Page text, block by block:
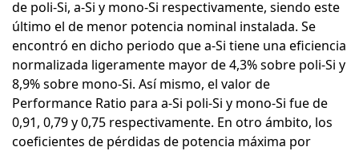
de poli-Si, a-Si y mono-Si respectivamente, siendo este
último el de menor potencia nominal instalada. Se
encontró en dicho periodo que a-Si tiene una eficiencia
normalizada ligeramente mayor de 4,3% sobre poli-Si y
8,9% sobre mono-Si. Así mismo, el valor de
Performance Ratio para a-Si poli-Si y mono-Si fue de
0,91, 0,79 y 0,75 respectivamente. En otro ámbito, los
coeficientes de pérdidas de potencia máxima por